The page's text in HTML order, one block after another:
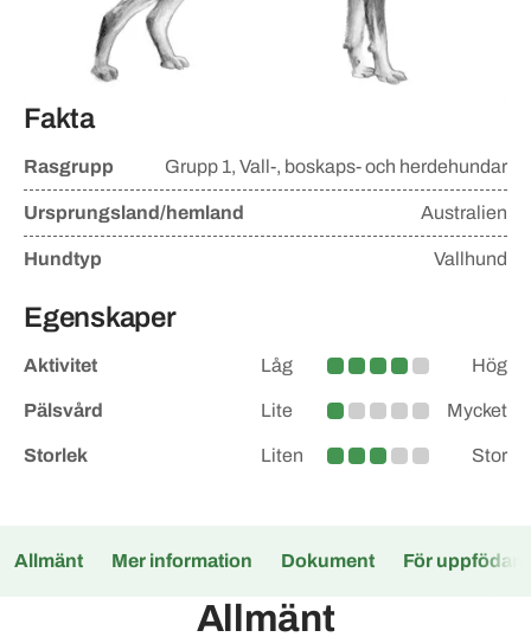
Fakta
Rasgrupp Grupp 1, Vall-, boskaps- och herdehundar
Ursprungsland/hemland Australien
Hundtyp Vallhund
Egenskaper
Aktivitet Låg
Medelhög
Hög
Pälsvård Lite
Lite
Mycket
Storlek Liten
Medel
Stor
Allmänt Mer information Dokument För uppfödare
Allmänt